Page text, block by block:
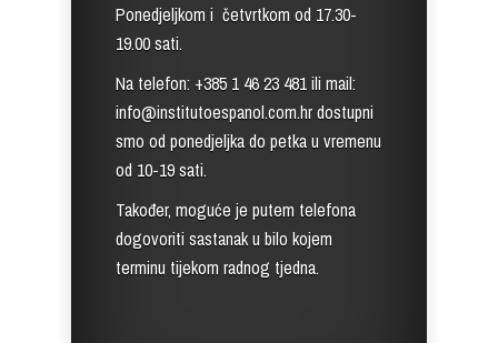
Ponedjeljkom i četvrtkom od 17.30-
19.00 sati.
Na telefon: +385 1 46 23 481 ili mail:
info@institutoespanol.com.hr dostupni
smo od ponedjeljka do petka u vremenu
od 10-19 sati.
Također, moguće je putem telefona
dogovoriti sastanak u bilo kojem
terminu tijekom radnog tjedna.